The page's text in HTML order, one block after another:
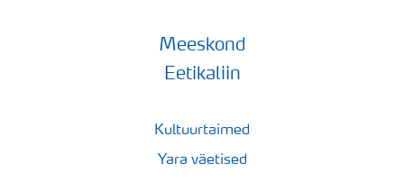
Meeskond
Eetikaliin
Kultuurtaimed
Yara väetised